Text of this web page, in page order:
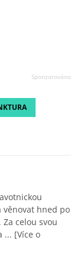
věnovat hned po
celou svou
... [Více o